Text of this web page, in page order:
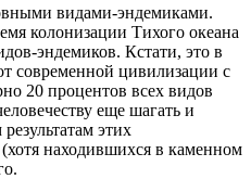
видами-эндемиками.
колонизации Тихого океана
эндемиков. Кстати, это в
современной цивилизации с
20 процентов всех видов
еще шагать и
этих
находившихся в каменном